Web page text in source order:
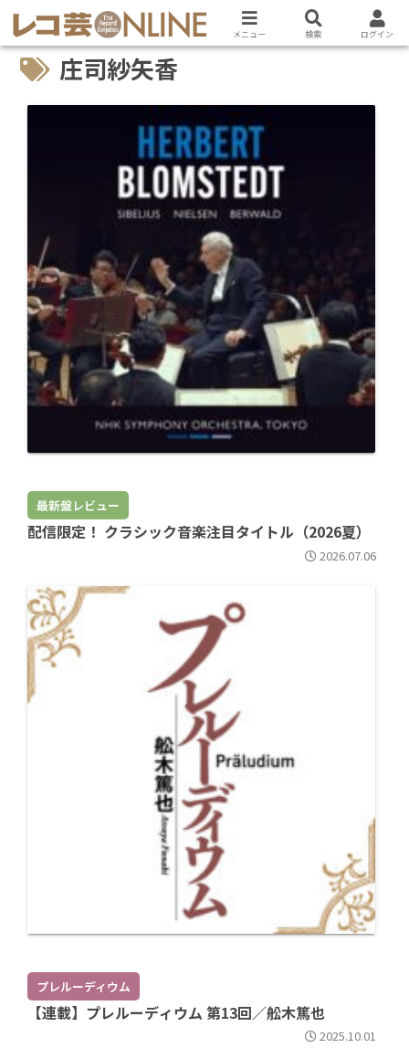
庄司紗矢香
最新盤レビュー
配信限定！ クラシック音楽注目タイトル（2026夏）
2026.07.06
プレルーディウム
【連載】プレルーディウム 第13回／舩木篤也
2025.10.01
メニュー 検索 ログイン